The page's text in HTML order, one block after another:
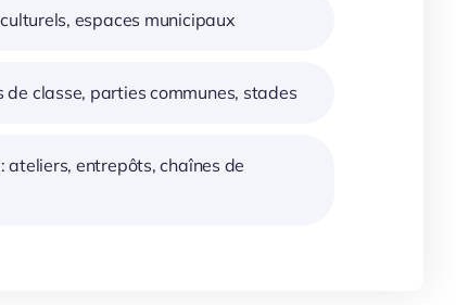
espaces municipaux
classe, parties communes, stades
ateliers, entrepôts, chaînes de